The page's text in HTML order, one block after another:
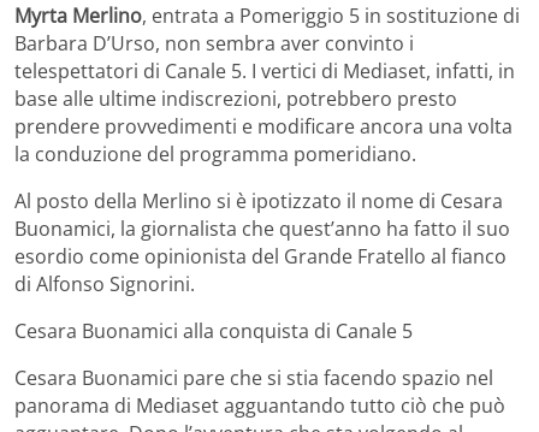
Myrta Merlino, entrata a Pomeriggio 5 in sostituzione di
Barbara D’Urso, non sembra aver convinto i
telespettatori di Canale 5. I vertici di Mediaset, infatti, in
base alle ultime indiscrezioni, potrebbero presto
prendere provvedimenti e modificare ancora una volta
la conduzione del programma pomeridiano.
Al posto della Merlino si è ipotizzato il nome di Cesara
Buonamici, la giornalista che quest’anno ha fatto il suo
esordio come opinionista del Grande Fratello al fianco
di Alfonso Signorini.
Cesara Buonamici alla conquista di Canale 5
Cesara Buonamici pare che si stia facendo spazio nel
panorama di Mediaset agguantando tutto ciò che può